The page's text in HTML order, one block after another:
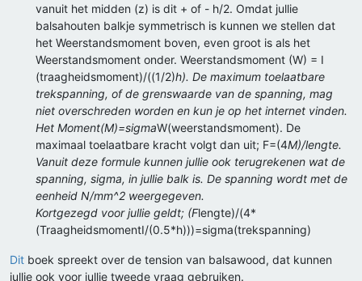
vanuit het midden (z) is dit + of - h/2. Omdat jullie
balsahouten balkje symmetrisch is kunnen we stellen dat
het Weerstandsmoment boven, even groot is als het
Weerstandsmoment onder. Weerstandsmoment (W) = I
(traagheidsmoment)/((1/2)h). De maximum toelaatbare
trekspanning, of de grenswaarde van de spanning, mag
niet overschreden worden en kun je op het internet vinden.
Het Moment(M)=sigmaW(weerstandsmoment). De
maximaal toelaatbare kracht volgt dan uit; F=(4M)/lengte.
Vanuit deze formule kunnen jullie ook terugrekenen wat de
spanning, sigma, in jullie balk is. De spanning wordt met de
eenheid N/mm^2 weergegeven.
Kortgezegd voor jullie geldt; (Flengte)/(4*
(TraagheidsmomentI/(0.5*h)))=sigma(trekspanning)
Dit boek spreekt over de tension van balsawood, dat kunnen
jullie ook voor jullie tweede vraag gebruiken.